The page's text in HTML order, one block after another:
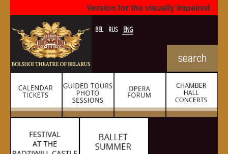
Version for the visually impaired
BEL RUS ENG